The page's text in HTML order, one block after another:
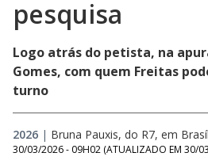
pesquisa
Logo atrás do petista, na
Gomes, com quem Freitas
turno
2026 | Bruna Pauxis, do R7, em
30/03/2026 - 09H02 (ATUALIZADO EM 30/